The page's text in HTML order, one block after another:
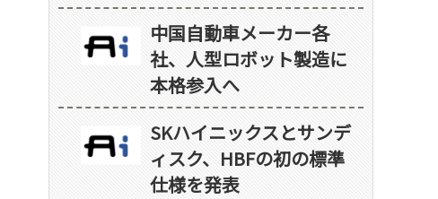
中国自動車メーカー各
社、人型ロボット製造に
本格参入へ
SKハイニックスとサンデ
ィスク、HBFの初の標準
仕様を発表